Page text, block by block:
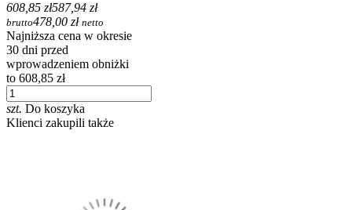
608,85 zł587,94 zł
brutto478,00 zł netto
Najniższa cena w okresie
30 dni przed
wprowadzeniem obniżki
to 608,85 zł
szt. Do koszyka
Klienci zakupili także